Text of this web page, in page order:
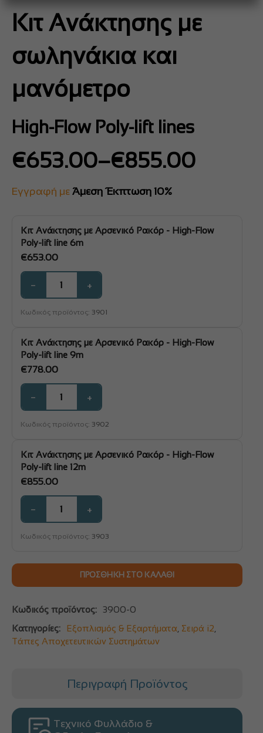
Κιτ Ανάκτησης με
σωληνάκια και
μανόμετρο
High-Flow Poly-lift lines
€653.00–€855.00
Price
range:
€653.00
through
Εγγραφή με Άμεση Έκπτωση 10%
Κιτ Ανάκτησης με Αρσενικό Ρακόρ - High-Flow
Poly-lift line 6m
€653.00
− +
Κωδικός προϊόντος: 3901
Κιτ Ανάκτησης με Αρσενικό Ρακόρ - High-Flow
Poly-lift line 9m
€778.00
− +
Κωδικός προϊόντος: 3902
Κιτ Ανάκτησης με Αρσενικό Ρακόρ - High-Flow
Poly-lift line 12m
€855.00
− +
Κωδικός προϊόντος: 3903
ΠΡΟΣΘΉΚΗ ΣΤΟ ΚΑΛΆΘΙ
Κωδικός προϊόντος:
3900-0
Κατηγορίες:
Εξοπλισμός & Εξαρτήματα Σειρά i2
Τάπες Αποχετευτικών Συστημάτων
Περιγραφή Προϊόντος
Τεχνικό Φυλλάδιο &